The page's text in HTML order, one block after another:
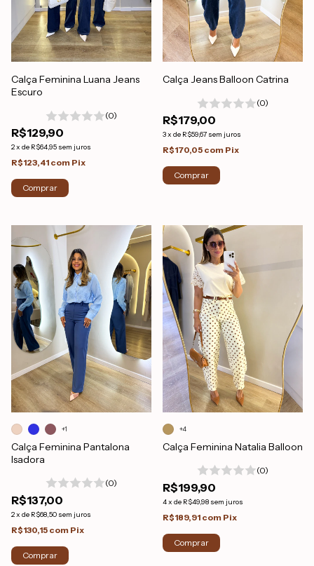
Calça Feminina Luana Jeans
Escuro
(0)
R$129,90
2x de R$64,95 sem juros
R$123,41 com Pix
Comprar
Calça Jeans Balloon Catrina
(0)
R$179,00
3x de R$59,67 sem juros
R$170,05 com Pix
Comprar
Calça Feminina Pantalona
Isadora
(0)
R$137,00
2x de R$68,50 sem juros
R$130,15 com Pix
+1
Comprar
Calça Feminina Natalia Balloon
(0)
R$199,90
4x de R$49,98 sem juros
R$189,91 com Pix
+4
Comprar